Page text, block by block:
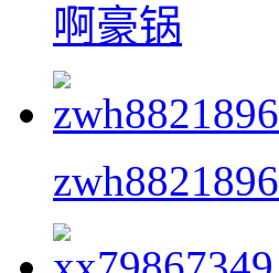
啊豪锅
zwh8821896